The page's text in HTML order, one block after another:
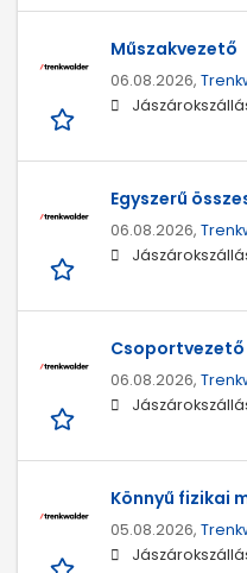
Műszakvezető
06.08.2026,
Egyszerű
06.08.2026,
Csoportvezető
06.08.2026,
Könnyű fizikai
05.08.2026,